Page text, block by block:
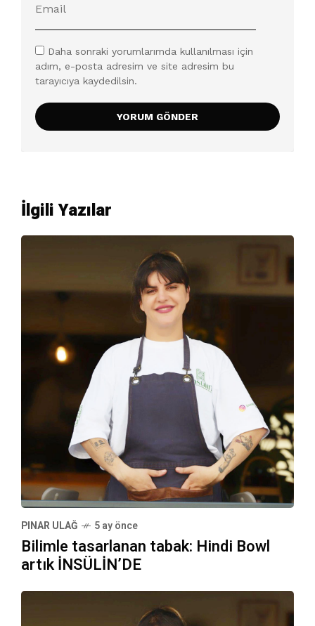
Daha sonraki yorumlarımda kullanılması için
adım, e-posta adresim ve site adresim bu
tarayıcıya kaydedilsin.
İlgili Yazılar
PINAR ULAĞ 5 ay önce
Bilimle tasarlanan tabak: Hindi Bowl
artık İNSÜLİN’DE